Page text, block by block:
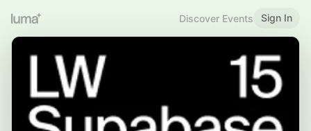
Discover Events Sign In